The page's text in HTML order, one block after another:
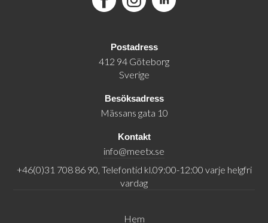
Postadress
412 94 Göteborg
Sverige
Besöksadress
Mässans gata 10
Kontakt
info@meetx.se
+46(0)31 708 86 90, Telefontid kl.09:00-12:00 varje helgfri
vardag
Hem